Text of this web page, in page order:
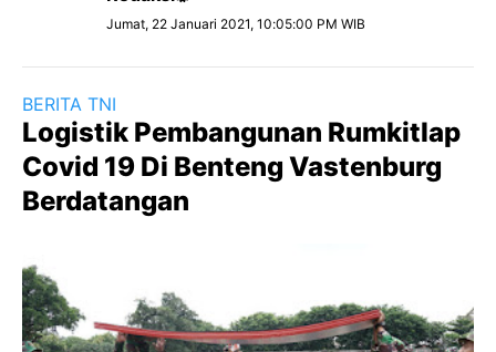
Jumat, 22 Januari 2021, 10:05:00 PM WIB
BERITA TNI
Logistik Pembangunan Rumkitlap
Covid 19 Di Benteng Vastenburg
Berdatangan